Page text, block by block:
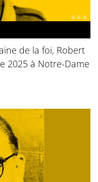
© D. R.
de la foi, Robert
2025 à Notre-Dame